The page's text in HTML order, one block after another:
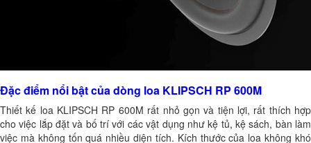
Đặc điểm nổi bật của dòng loa KLIPSCH RP 600M
Thiết kế loa KLIPSCH RP 600M rất nhỏ gọn và tiện lợi, rất thích hợp
cho việc lắp đặt và bố trí với các vật dụng như kệ tủ, kệ sách, bàn làm
việc mà không tốn quá nhiều diện tích. Kích thước của loa không khó